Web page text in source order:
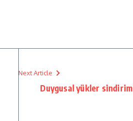
Next Article
Duygusal yükler